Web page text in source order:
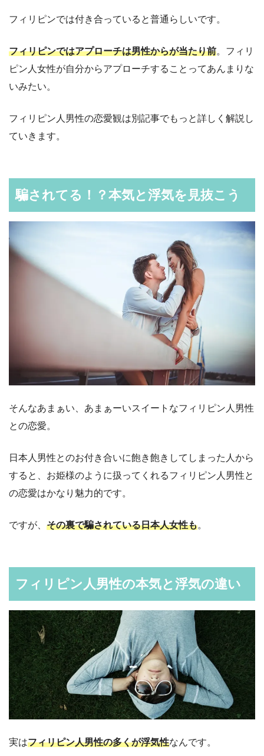
フィリピンでは付き合っていると普通らしいです。
フィリピンではアプローチは男性からが当たり前。フィリ
ピン人女性が自分からアプローチすることってあんまりな
いみたい。
フィリピン人男性の恋愛観は別記事でもっと詳しく解説し
ていきます。
騙されてる！？本気と浮気を見抜こう
そんなあまぁい、あまぁーいスイートなフィリピン人男性
との恋愛。
日本人男性とのお付き合いに飽き飽きしてしまった人から
すると、お姫様のように扱ってくれるフィリピン人男性と
の恋愛はかなり魅力的です。
ですが、 その裏で騙されている日本人女性も。
フィリピン人男性の本気と浮気の違い
実はフィリピン人男性の多くが浮気性なんです。